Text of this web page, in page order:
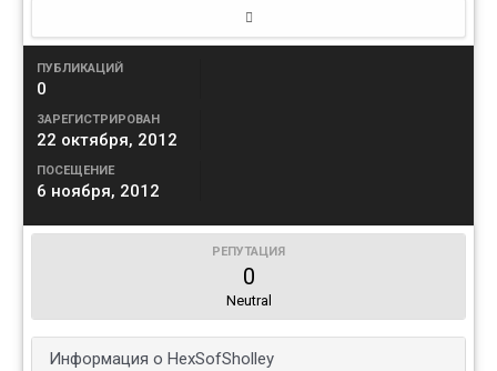
ПУБЛИКАЦИЙ
0
ЗАРЕГИСТРИРОВАН
22 октября, 2012
ПОСЕЩЕНИЕ
6 ноября, 2012
РЕПУТАЦИЯ
0
Neutral
Информация о HexSofSholley